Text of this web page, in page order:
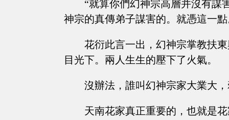
“就算你們幻神宗高層并沒有謀
神宗的真傳弟子謀害的。就憑這一
花衍此言一出，幻神宗掌教扶
目光下。兩人生生的壓下了火氣。
沒辦法，誰叫幻神宗家大業大
天南花家真正重要的，也就是